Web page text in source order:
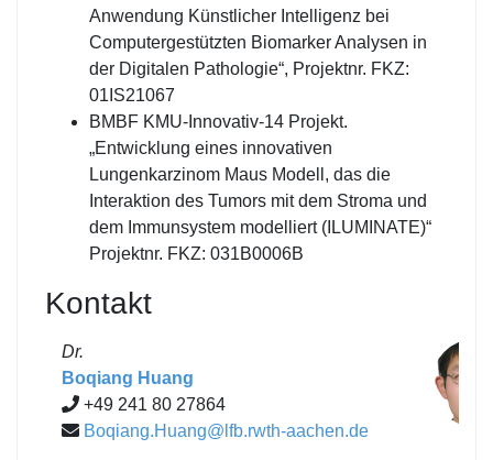
Anwendung Künstlicher Intelligenz bei
Computergestützten Biomarker Analysen in
der Digitalen Pathologie“, Projektnr. FKZ:
01IS21067
BMBF KMU-Innovativ-14 Projekt.
„Entwicklung eines innovativen
Lungenkarzinom Maus Modell, das die
Interaktion des Tumors mit dem Stroma und
dem Immunsystem modelliert (ILUMINATE)“
Projektnr. FKZ: 031B0006B
Kontakt
Dr.
Boqiang Huang
+49 241 80 27864
Boqiang.Huang@lfb.rwth-aachen.de